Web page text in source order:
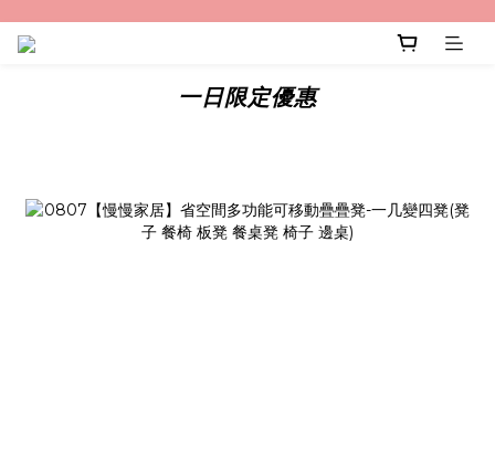
一日限定優惠